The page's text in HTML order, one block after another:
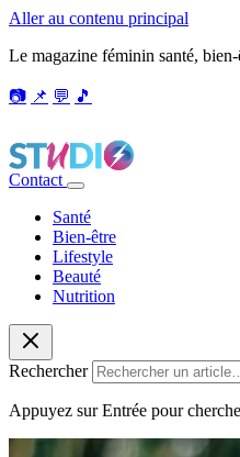
Aller au contenu principal
Le magazine féminin santé,
📷 📌 💬 🎵
Contact
Santé
Bien-être
Lifestyle
Beauté
Nutrition
Rechercher
Appuyez sur Entrée pour